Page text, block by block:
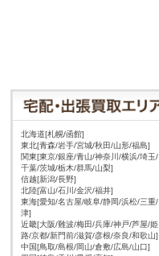
北海道[札幌/函館]
東北[青森/岩手/宮城/秋田/山形/福島]
関東[東京/銀座/青山/神奈川/横浜/埼玉/
千葉/茨城/栃木/群馬/山梨]
信越[新潟/長野]
北陸[富山/石川/金沢/福井]
東海[愛知/名古屋/岐阜/静岡/浜松/三重/
津]
近畿[大阪/難波/梅田/兵庫/神戸/芦屋/姫
路/京都/新門前/滋賀/彦根/奈良/和歌山]
中国[鳥取/島根/岡山/倉敷/広島/山口]